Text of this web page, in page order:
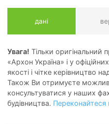
дані
Увага! Тільки оригінальний
«Архон Україна» і у
якості і чітке керівництво
Також Ви отримуєте
консультуватися у наших
будівництва. Переконайтеся